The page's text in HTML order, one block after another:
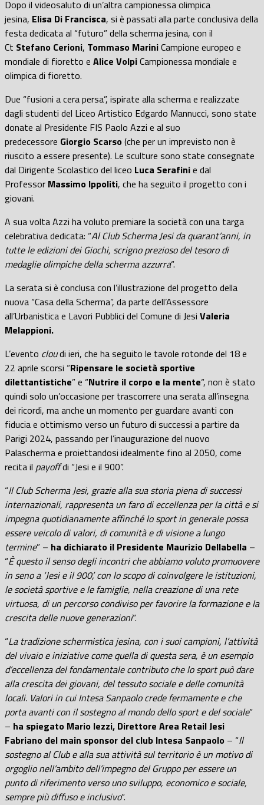
Dopo il videosaluto di un’altra campionessa olimpica
jesina, Elisa Di Francisca, si è passati alla parte conclusiva della
festa dedicata al “futuro” della scherma jesina, con il
Ct Stefano Cerioni, Tommaso MariniCampione europeo e
mondiale di fioretto e Alice VolpiCampionessa mondiale e
olimpica di fioretto.
Due “fusioni a cera persa”, ispirate alla scherma e realizzate
dagli studenti del Liceo Artistico Edgardo Mannucci, sono state
donate al Presidente FIS Paolo Azzi e al suo
predecessore Giorgio Scarso(che per un imprevisto non è
riuscito a essere presente). Le sculture sono state consegnate
dal Dirigente Scolastico del liceo Luca Serafinie dal
Professor Massimo Ippoliti, che ha seguito il progetto con i
giovani.
A sua volta Azzi ha voluto premiare la società con una targa
celebrativa dedicata: “Al Club Scherma Jesi da quarant’anni, in
tutte le edizioni dei Giochi, scrigno prezioso del tesoro di
medaglie olimpiche della scherma azzurra“.
La serata si è conclusa con l’illustrazione del progetto della
nuova “Casa della Scherma”, da parte dell’Assessore
all’Urbanistica e Lavori Pubblici del Comune di Jesi Valeria
Melappioni.
L’evento cloudi ieri, che ha seguito le tavole rotonde del 18 e
22 aprile scorsi “Ripensare le società sportive
dilettantistiche” e “Nutrire il corpo e la mente“, non è stato
quindi solo un’occasione per trascorrere una serata all’insegna
dei ricordi, ma anche un momento per guardare avanti con
fiducia e ottimismo verso un futuro di successi a partire da
Parigi 2024, passando per l’inaugurazione del nuovo
Palascherma e proiettandosi idealmente fino al 2050, come
recita il payoffdi “Jesi e il 900”.
“Il Club Scherma Jesi, grazie alla sua storia piena di successi
internazionali, rappresenta un faro di eccellenza per la città e si
impegna quotidianamente affinché lo sport in generale possa
essere veicolo di valori, di comunità e di visione a lungo
termine” – ha dichiarato il Presidente Maurizio Dellabella –
“È questo il senso degli incontri che abbiamo voluto promuovere
in seno a ‘Jesi e il 900’, con lo scopo di coinvolgere le istituzioni,
le società sportive e le famiglie, nella creazione di una rete
virtuosa, di un percorso condiviso per favorire la formazione e la
crescita delle nuove generazioni“.
“La tradizione schermistica jesina, con i suoi campioni, l’attività
del vivaio e iniziative come quella di questa sera, è un esempio
d’eccellenza del fondamentale contributo che lo sport può dare
alla crescita dei giovani, del tessuto sociale e delle comunità
locali. Valori in cui Intesa Sanpaolo crede fermamente e che
porta avanti con il sostegno al mondo dello sport e del sociale”
– ha spiegato Mario Iezzi, Direttore Area Retail Jesi
Fabriano del main sponsor del club Intesa Sanpaolo – “Il
sostegno al Club e alla sua attività sul territorio è un motivo di
orgoglio nell’ambito dell’impegno del Gruppo per essere un
punto di riferimento verso uno sviluppo, economico e sociale,
sempre più diffuso e inclusivo“.